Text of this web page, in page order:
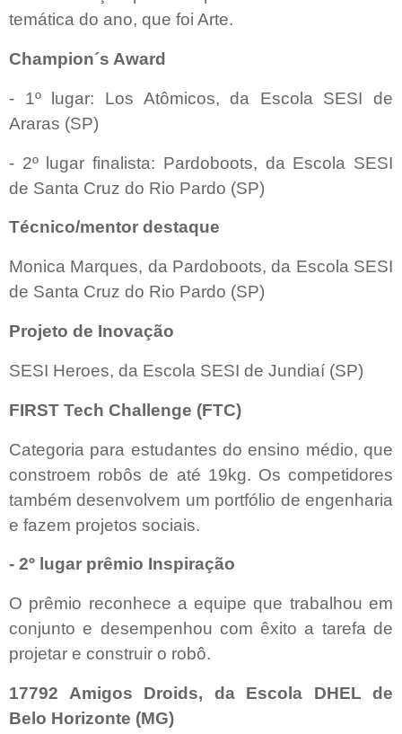
temática do ano, que foi Arte.
Champion´s Award
- 1º lugar: Los Atômicos, da Escola SESI de
Araras (SP)
- 2º lugar finalista: Pardoboots, da Escola SESI
de Santa Cruz do Rio Pardo (SP)
Técnico/mentor destaque
Monica Marques, da Pardoboots, da Escola SESI
de Santa Cruz do Rio Pardo (SP)
Projeto de Inovação
SESI Heroes, da Escola SESI de Jundiaí (SP)
FIRST Tech Challenge (FTC)
Categoria para estudantes do ensino médio, que
constroem robôs de até 19kg. Os competidores
também desenvolvem um portfólio de engenharia
e fazem projetos sociais.
- 2º lugar prêmio Inspiração
O prêmio reconhece a equipe que trabalhou em
conjunto e desempenhou com êxito a tarefa de
projetar e construir o robô.
17792 Amigos Droids, da Escola DHEL de
Belo Horizonte (MG)